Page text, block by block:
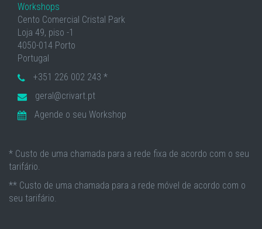
Workshops
Cento Comercial Cristal Park
Loja 49, piso -1
4050-014 Porto
Portugal
+351 226 002 243 *
geral@crivart.pt
Agende o seu Workshop
* Custo de uma chamada para a rede fixa de acordo com o seu
tarifário.
** Custo de uma chamada para a rede móvel de acordo com o
seu tarifário.